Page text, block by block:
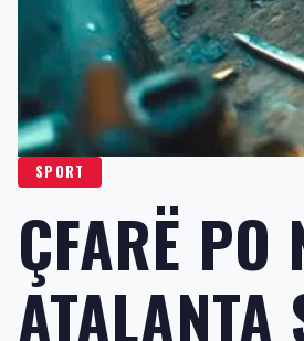
SPORT
ÇFARË PO
ATALANTA